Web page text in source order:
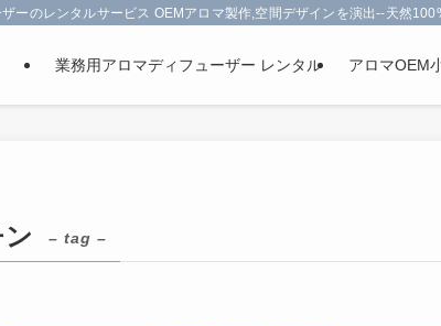
ーのレンタルサービス OEMアロマ製作,空間デザインを演出--天然
業務用アロマディフューザー レンタル アロマOEM
– tag –